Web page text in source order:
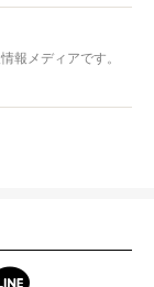
報メディアです。